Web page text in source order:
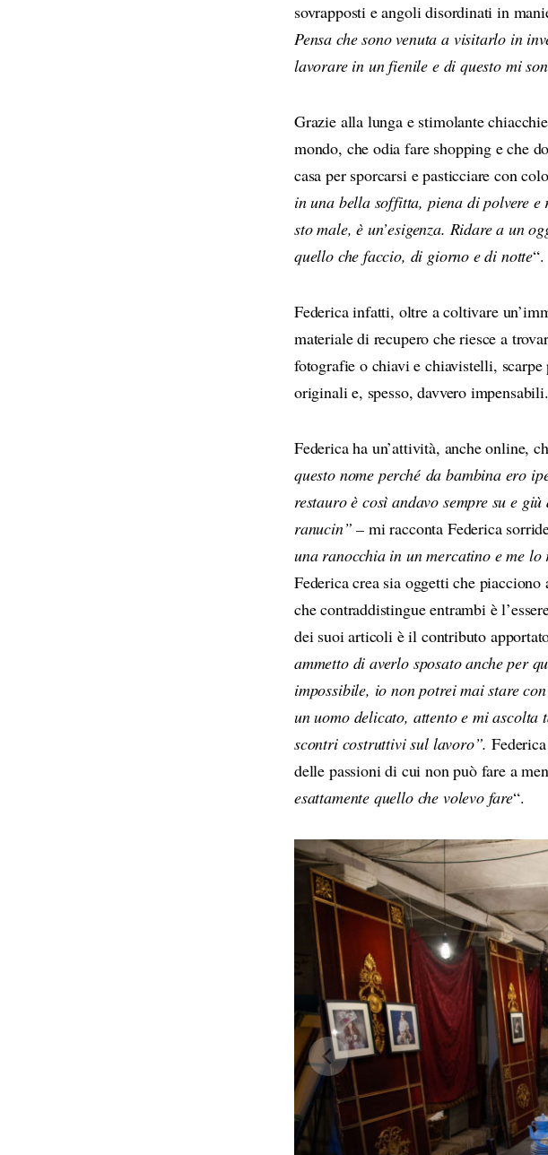
sovrapposti e angoli disordinati in
Pensa che sono venuta a visitarlo in
lavorare in un fienile e di questo mi
Grazie alla lunga e stimolante
mondo, che odia fare shopping e che
casa per sporcarsi e pasticciare con
in una bella soffitta, piena di polvere
sto male, è un’esigenza. Ridare a un
quello che faccio, di giorno e di notte“.
Federica infatti, oltre a coltivare
materiale di recupero che riesce a
fotografie o chiavi e chiavistelli,
originali e, spesso, davvero impensabili.
Federica ha un’attività, anche online,
questo nome perché da bambina ero
restauro è così andavo sempre su e
ranucin” –mi racconta Federica
una ranocchia in un mercatino e me
Federica crea sia oggetti che
che contraddistingue entrambi è
dei suoi articoli è il contributo
ammetto di averlo sposato anche per
impossibile, io non potrei mai stare
un uomo delicato, attento e mi
scontri costruttivi sul lavoro”.
delle passioni di cui non può fare a
esattamente quello che volevo fare“.